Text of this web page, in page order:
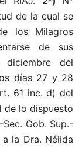
de la cual se
los Milagros
de sus
del
días 27 y 28
61 inc. d) del
de lo dispuesto
Gob. Sup.-
la Dra. Nélida